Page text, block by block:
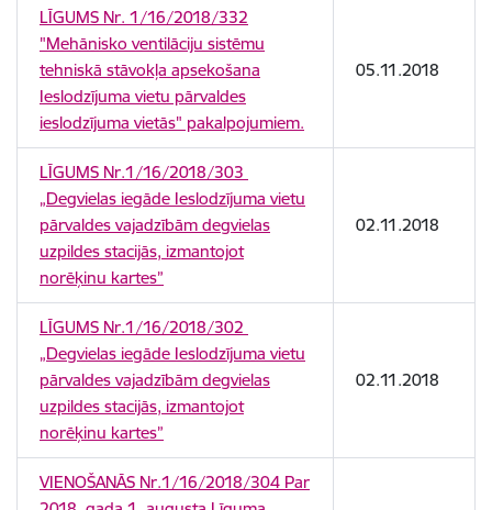
LĪGUMS Nr. 1/16/2018/332
"Mehānisko ventilāciju sistēmu
tehniskā stāvokļa apsekošana
Ieslodzījuma vietu pārvaldes
ieslodzījuma vietās" pakalpojumiem.
05.11.2018
LĪGUMS Nr.1/16/2018/303
„Degvielas iegāde Ieslodzījuma vietu
pārvaldes vajadzībām degvielas
uzpildes stacijās, izmantojot
norēķinu kartes”
02.11.2018
LĪGUMS Nr.1/16/2018/302
„Degvielas iegāde Ieslodzījuma vietu
pārvaldes vajadzībām degvielas
uzpildes stacijās, izmantojot
norēķinu kartes”
02.11.2018
VIENOŠANĀS Nr.1/16/2018/304 Par